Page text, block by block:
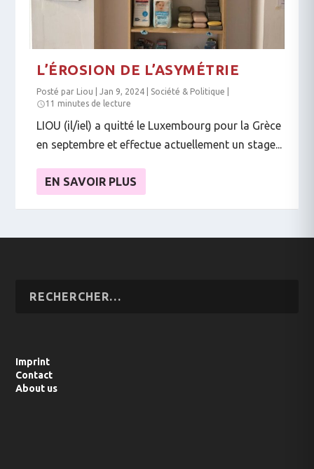
L’ÉROSION DE L’ASYMÉTRIE
Posté par Liou |Jan 9, 2024 Société & Politique
11 minutes de lecture
LIOU (il/iel) a quitté le Luxembourg pour la Grèce
en septembre et effectue actuellement un stage...
EN SAVOIR PLUS
Imprint
Contact
About us